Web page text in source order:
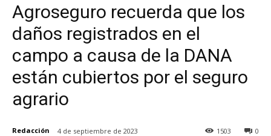
Agroseguro recuerda que los
daños registrados en el
campo a causa de la DANA
están cubiertos por el seguro
agrario
Redacción 4 de septiembre de 2023 0
1503